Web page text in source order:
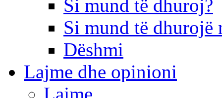
Si mund të dhuroj?
Si mund të dhurojë
Dëshmi
Lajme dhe opinioni
Lajme